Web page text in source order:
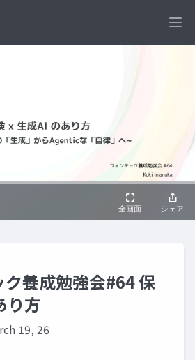
ク養成勉強会#64 保
り方
19, 26